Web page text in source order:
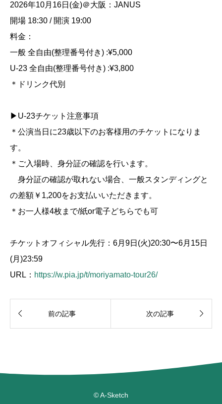
2026年10月16日(金)＠大阪：JANUS
開場 18:30 / 開演 19:00
料金：
一般 全自由(整理番号付き) :¥5,000
U-23 全自由(整理番号付き) :¥3,800
＊ドリンク代別
▶U-23チケット注意事項
＊公演当日に23歳以下のお客様用のチケットになりま
す。
＊ご入場時、身分証の確認を行います。
身分証の確認が取れない場合、一般スタンディングと
の差額￥1,200をお支払いいただきます。
＊お一人様4枚まで/紙or電子どちらでも可
チケットオフィシャル先行：6月9日(火)20:30〜6月15日
(月)23:59
URL： https://w.pia.jp/t/moriyamato-tour26/
 前の記事 次の記事 
© A-Sketch